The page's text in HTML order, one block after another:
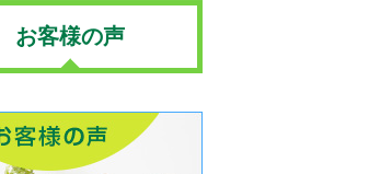
お客様の声